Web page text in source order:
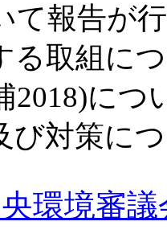
て報告が
る取組に
2018)につ
び対策に
環境審